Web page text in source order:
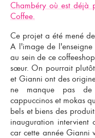
Chambéry où est déjà
Coffee.
Ce projet a été mené
A l'image de l'enseigne
au sein de cecoffeeshop
sœur. On pourrait
et Gianni ont des
ne manque pas de
cappuccinos et mokas
bels et biens des
inauguration intervient
car cette année Gianni